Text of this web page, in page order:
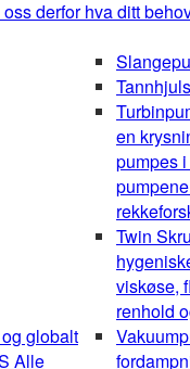
derfor hva ditt
globalt
Alle
en
pumpes
Twin
viskøse,
renhold